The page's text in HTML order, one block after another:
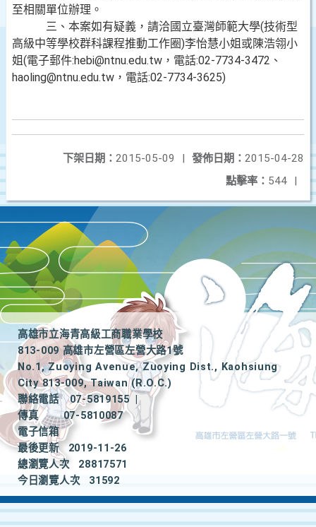
至相關單位辦理。
三、本案如有疑義，請洽國立臺灣師範大學(技術型
高級中等學校群科課程推動工作圈)李怡慧小姐或陳浩翎小
姐(電子郵件:hebi@ntnu.edu.tw，電話:02-7734-3472、
haoling@ntnu.edu.tw，電話:02-7734-3625)
發佈日期： 2015-04-28
下架日期： 2015-05-09
|
點擊率： 544 |
高雄市立海青高級工商職業學校
813-009 高雄市左營區左營大路1號
No.1, Zuoying Avenue, Zuoying Dist., Kaohsiung
City 813-009, Taiwan (R.O.C.)
聯絡電話
07-5819155
|
傳真
07-5810087
電子信箱
最後更新
2019-11-26
總瀏覽人次
28817571
今日瀏覽人次
31592